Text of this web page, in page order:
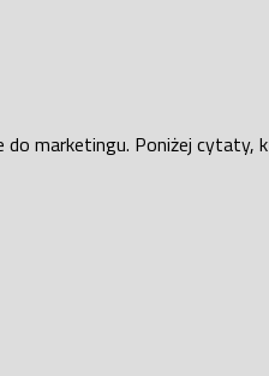
do marketingu. Poniżej cytaty,